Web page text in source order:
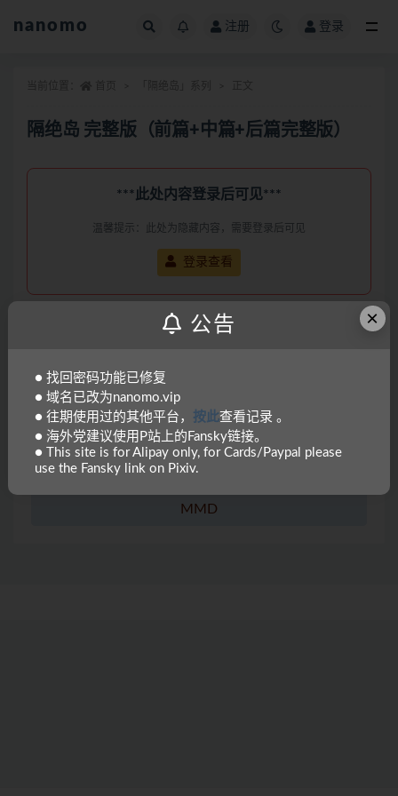
nanomo 注册 登录
隔绝岛 完整版（前篇+中篇+后篇完整版）
***此处内容登录后可见***
温馨提示：此处为隐藏内容，需要登录后可见
登录查看
「偶像人形」系列
「隔绝岛」系列
「绝色扮演」系列
MMD
×
公告
● 找回密码功能已修复
● 域名已改为nanomo.vip
● 往期使用过的其他平台， 按此查看记录 。
● 海外党建议使用P站上的Fansky链接。
● This site is for Alipay only, for Cards/Paypal please
use the Fansky link on Pixiv.